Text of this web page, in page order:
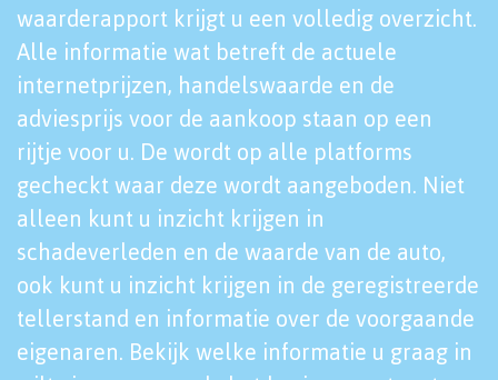
waarderapport krijgt u een volledig overzicht.
Alle informatie wat betreft de actuele
internetprijzen, handelswaarde en de
adviesprijs voor de aankoop staan op een
rijtje voor u. De wordt op alle platforms
gecheckt waar deze wordt aangeboden. Niet
alleen kunt u inzicht krijgen in
schadeverleden en de waarde van de auto,
ook kunt u inzicht krijgen in de geregistreerde
tellerstand en informatie over de voorgaande
eigenaren. Bekijk welke informatie u graag in